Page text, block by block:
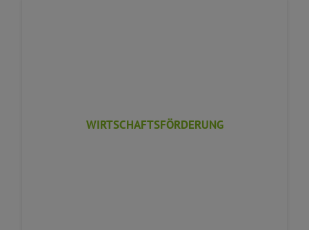
WIRTSCHAFTSFÖRDERUNG